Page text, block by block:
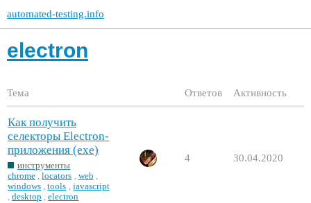
automated-testing.info
electron
Тема Ответов Активность
Как получить
селекторы Electron-
приложения (exe)
инструменты
chrome ,locators web
windows ,tools
javascript
desktop ,electron
4 30.04.2020